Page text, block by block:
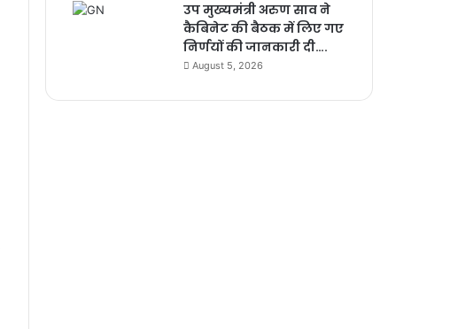
उप मुख्यमंत्री अरुण साव ने
कैबिनेट की बैठक में लिए गए
निर्णयों की जानकारी दी….
August 5, 2026